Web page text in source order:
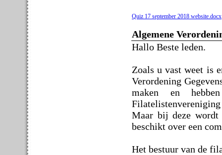
Quiz 17 september 2018 website.docx
Algemene
Hallo Beste leden.
Zoals u vast weet is
Verordening
maken en
Filatelistenvereniging
Maar bij deze
beschikt over een
Het bestuur van de